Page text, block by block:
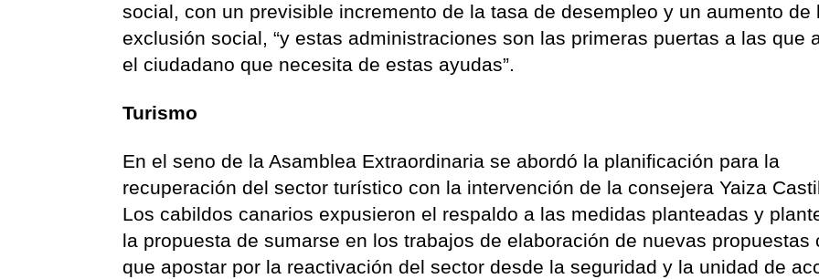
social, con un previsible incremento de la tasa de desempleo y un aumento de
exclusión social, “y estas administraciones son las primeras puertas a las que
el ciudadano que necesita de estas ayudas”.
Turismo
En el seno de la Asamblea Extraordinaria se abordó la planificación para la
recuperación del sector turístico con la intervención de la consejera Yaiza
Los cabildos canarios expusieron el respaldo a las medidas planteadas y
la propuesta de sumarse en los trabajos de elaboración de nuevas propuestas
que apostar por la reactivación del sector desde la seguridad y la unidad de